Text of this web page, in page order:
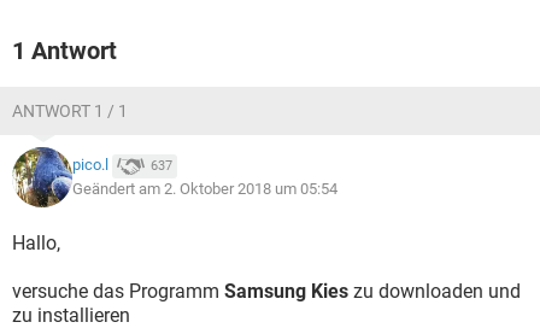
1 Antwort
ANTWORT 1 / 1
pico.l 637
Geändert am 2. Oktober 2018 um 05:54
Hallo,
versuche das Programm Samsung Kies zu downloaden und
zu installieren